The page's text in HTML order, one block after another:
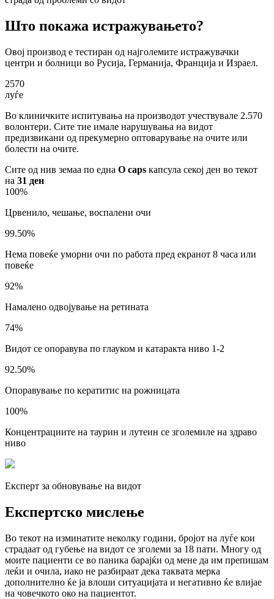
Што покажа истражувањето?
Овој производ е тестиран од најголемите истражувачки
центри и болници во Русија, Германија, Франција и Израел.
2570
луѓе
Во клиничките испитувања на производот учествувале 2.570
волонтери. Сите тие имале нарушувања на видот
предизвикани од прекумерно оптоварување на очите или
болести на очите.
Сите од нив земаа по една O caps капсула секој ден во текот
на 31 ден
100%
Црвенило, чешање, воспалени очи
99.50%
Нема повеќе уморни очи по работа пред екранот 8 часа или
повеќе
92%
Намалено одвојување на ретината
74%
Видот се опоравува по глауком и катаракта ниво 1-2
92.50%
Опоравување по кератитис на рожницата
100%
Концентрациите на таурин и лутеин се зголемиле на здраво
ниво
Експерт за обновување на видот
Експертско мислење
Во текот на изминатите неколку години, бројот на луѓе кои
страдаат од губење на видот се зголеми за 18 пати. Многу од
моите пациенти се во паника барајќи од мене да им препишам
леќи и очила, иако не разбираат дека таквата мерка
дополнително ќе ја влоши ситуацијата и негативно ќе влијае
на човечкото око на пациентот.